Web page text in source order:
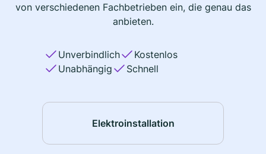
von verschiedenen Fachbetrieben ein, die genau das
anbieten.
Unverbindlich
Kostenlos
Unabhängig
Schnell
Elektroinstallation